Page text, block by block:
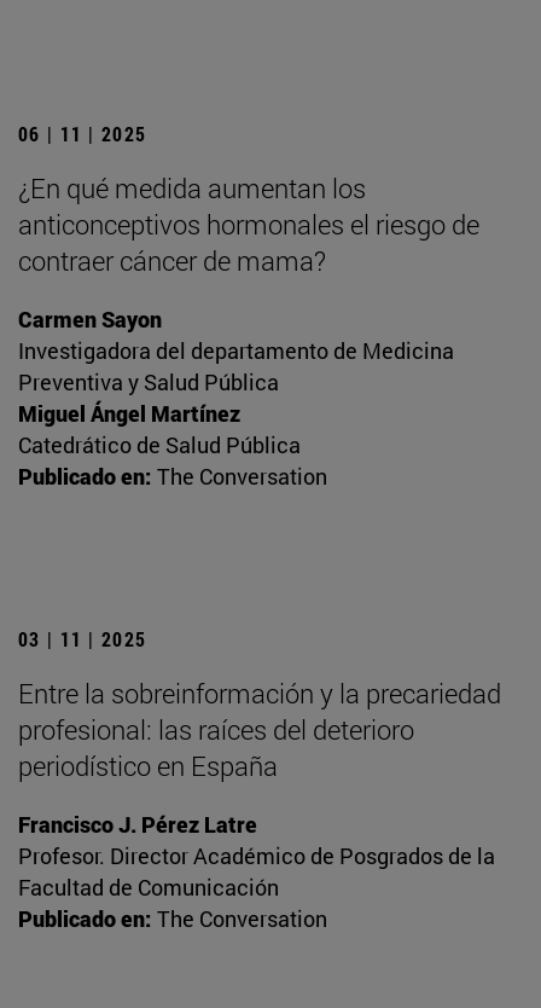
06 | 11 | 2025
¿En qué medida aumentan los
anticonceptivos hormonales el riesgo de
contraer cáncer de mama?
Carmen Sayon
Investigadora del departamento de Medicina
Preventiva y Salud Pública
Miguel Ángel Martínez
Catedrático de Salud Pública
Publicado en: The Conversation
03 | 11 | 2025
Entre la sobreinformación y la precariedad
profesional: las raíces del deterioro
periodístico en España
Francisco J. Pérez Latre
Profesor. Director Académico de Posgrados de la
Facultad de Comunicación
Publicado en: The Conversation